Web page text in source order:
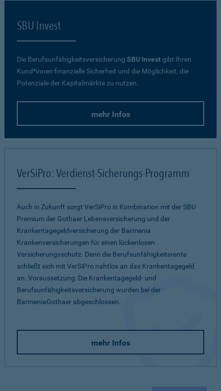
SBU Invest
Die Berufsunfähigkeitsversicherung SBU Investgibt Ihren
Kund*innen finanzielle Sicherheit und die Möglichkeit, die
Potenziale der Kapitalmärkte zu nutzen.
mehr Infos
VerSiPro: Verdienst-Sicherungs-Programm
Auch in Zukunft sorgt VerSiPro in Kombination mit der SBU
Premium der Gothaer Lebensversicherung und der
Krankentagegeldversicherung der Barmenia
Krankenversicherungen für einen lückenlosen
Versicherungsschutz. Denn die Berufsunfähigkeitsrente
schließt sich mit VerSiPro nahtlos an das Krankentagegeld
an. Voraussetzung: Die Krankentagegeld- und
Berufsunfähigkeitsversicherung wurden bei der
BarmeniaGothaer abgeschlossen.
mehr Infos